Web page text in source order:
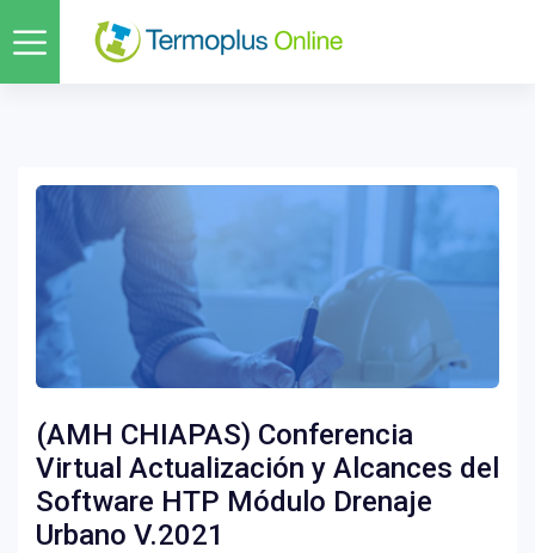
(AMH CHIAPAS) Conferencia
Virtual Actualización y Alcances del
Software HTP Módulo Drenaje
Urbano V.2021